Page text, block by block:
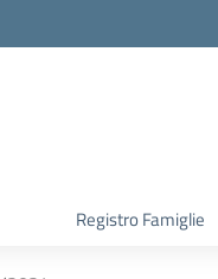
Registro Famiglie